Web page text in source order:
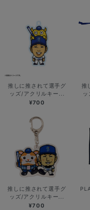
推しに推されて選手グ
ッズ/アクリルキー...
¥700
推
推しに推されて選手グ
ッズ/アクリルキー...
¥700